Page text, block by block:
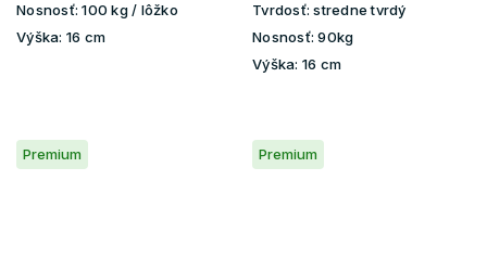
Nosnosť: 100 kg / lôžko
Výška: 16 cm
Tvrdosť: stredne tvrdý
Nosnosť: 90kg
Výška: 16 cm
Premium Premium